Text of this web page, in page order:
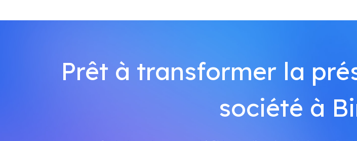
Prêt à transformer la
société à